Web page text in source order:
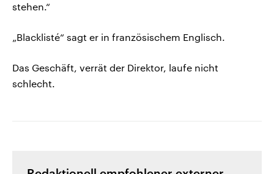
stehen.“
„Blacklisté“ sagt er in französischem Englisch.
Das Geschäft, verrät der Direktor, laufe nicht
schlecht.